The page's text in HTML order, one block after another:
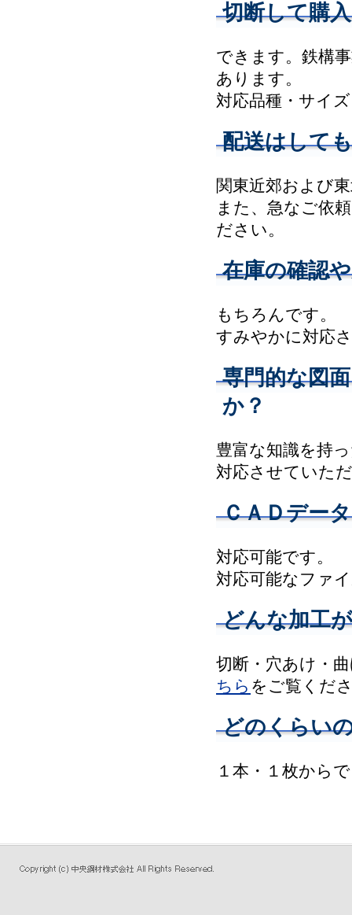
切断して購
できます。鉄構
あります。
対応品種・サイ
配送はして
関東近郊および
また、急なご依
ださい。
在庫の確認
もちろんです。
すみやかに対応
専門的な図
か？
豊富な知識を持
対応させていた
ＣＡＤデー
対応可能です。
対応可能なファ
どんな加工
切断・穴あけ・
ちら をご覧くだ
どのくらい
１本・１枚から